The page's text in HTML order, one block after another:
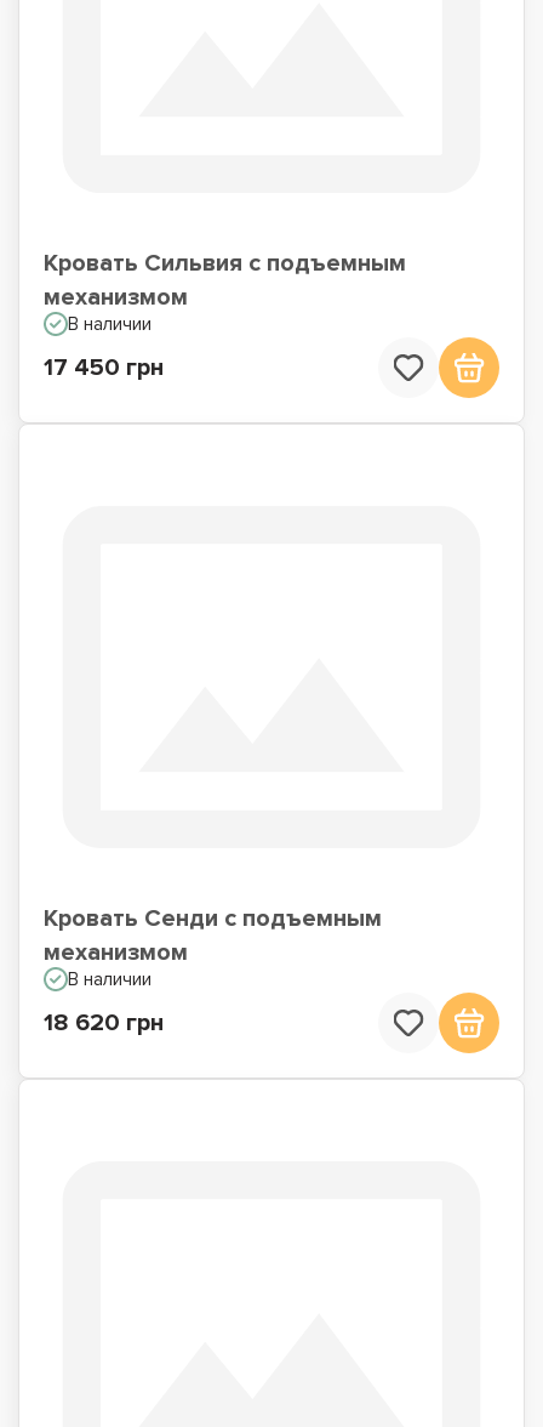
Кровать Сильвия с подъемным
механизмом
В наличии
17 450 грн
Кровать Сенди с подъемным
механизмом
В наличии
18 620 грн